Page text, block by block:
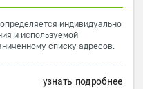
индивидуально
и используемой
списку адресов.
узнать подробнее